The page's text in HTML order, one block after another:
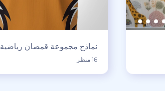
نماذج مجموعة قمصان رياضية
16 منظر